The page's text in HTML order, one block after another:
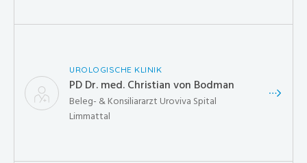
UROLOGISCHE KLINIK
PD Dr. med. Christian von Bodman
Beleg- & Konsiliararzt Uroviva Spital
Limmattal